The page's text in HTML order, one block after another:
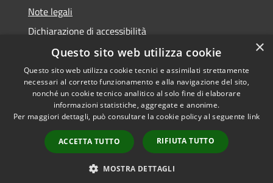
Note legali
Dichiarazione di accessibilità
Accessibilità
Privacy
Mappa del sito
Copyright © 2026 • Comune di
Atri • Powered by
Municipium•Accesso
redazione
×
Questo sito web utilizza cookie
Questo sito web utilizza cookie tecnici e assimilati strettamente
necessari al corretto funzionamento e alla navigazione del sito,
nonché un cookie tecnico analitico al solo fine di elaborare
informazioni statistiche, aggregate e anonime.
Per maggiori dettagli, può consultare la cookie policy al seguente link
ACCETTA TUTTO RIFIUTA TUTTO
MOSTRA DETTAGLI